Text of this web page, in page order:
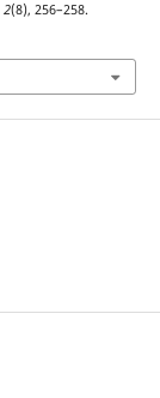
2(8), 256–258.